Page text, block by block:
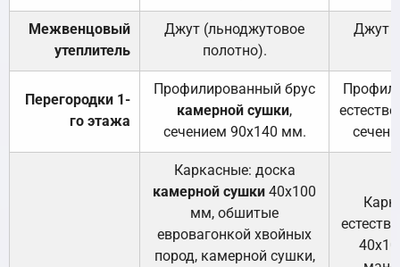
Межвенцовый
утеплитель
Джут (льноджутовое
полотно).
Джут
Перегородки 1-
го этажа
Профилированный брус
камерной сушки,
сечением 90х140 мм.
Каркасные: доска
камерной сушки 40х100
мм, обшитые
евровагонкой хвойных
пород, камерной сушки,